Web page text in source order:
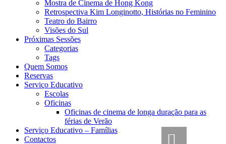
Mostra de Cinema de Hong Kong
Retrospectiva Kim Longinotto, Histórias no Feminino
Teatro do Bairro
Visões do Sul
Próximas Sessões
Categorias
Tags
Quem Somos
Reservas
Serviço Educativo
Escolas
Oficinas
Oficinas de cinema de longa duração para as
férias de Verão
Serviço Educativo – Famílias
Contactos